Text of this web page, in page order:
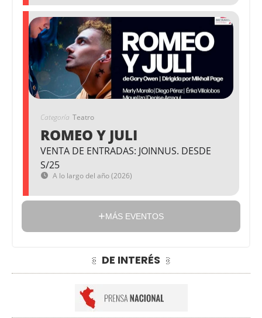
Categoría Teatro
ROMEO Y JULI
VENTA DE ENTRADAS: JOINNUS. DESDE
S/25
A lo largo del año (2026)
MÁS EVENTOS
DE INTERÉS